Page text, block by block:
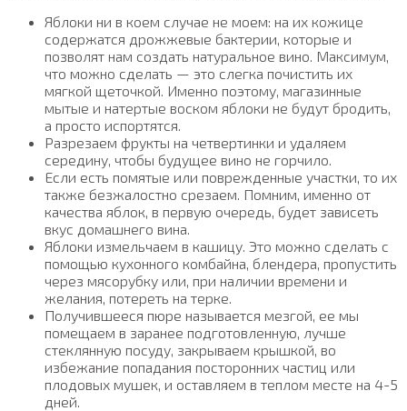
Яблоки ни в коем случае не моем: на их кожице
содержатся дрожжевые бактерии, которые и
позволят нам создать натуральное вино. Максимум,
что можно сделать — это слегка почистить их
мягкой щеточкой. Именно поэтому, магазинные
мытые и натертые воском яблоки не будут бродить,
а просто испортятся.
Разрезаем фрукты на четвертинки и удаляем
середину, чтобы будущее вино не горчило.
Если есть помятые или поврежденные участки, то их
также безжалостно срезаем. Помним, именно от
качества яблок, в первую очередь, будет зависеть
вкус домашнего вина.
Яблоки измельчаем в кашицу. Это можно сделать с
помощью кухонного комбайна, блендера, пропустить
через мясорубку или, при наличии времени и
желания, потереть на терке.
Получившееся пюре называется мезгой, ее мы
помещаем в заранее подготовленную, лучше
стеклянную посуду, закрываем крышкой, во
избежание попадания посторонних частиц или
плодовых мушек, и оставляем в теплом месте на 4-5
дней.